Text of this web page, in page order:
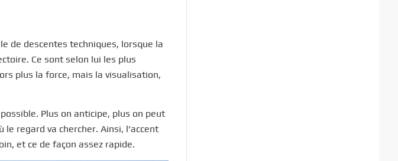
de descentes techniques, lorsque la
Ce sont selon lui les plus
plus la force, mais la visualisation,
Plus on anticipe, plus on peut
regard va chercher. Ainsi, l’accent
et ce de façon assez rapide.